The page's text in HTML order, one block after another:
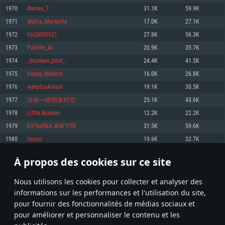
À propos des cookies sur ce site
Nous utilisons les cookies pour collecter et analyser des
informations sur les performances et l'utilisation du site,
pour fournir des fonctionnalités de médias sociaux et
pour améliorer et personnaliser le contenu et les
Mémoire: 4 GB
Carte graphique supportant DirectX 11: AMD Radeon 77XX / NVIDIA
GeForce GTX 660. La résolution minimale supportée par le jeu est de 720p
Connection: Connexion Internet à haut débit
Disque dur: 23.1 Go (client minimal)
Recommandée
1060 et plus, Radeon RX 570 et plus.
Disque dur: 75.9 Go (client complet)
pas supportés)
Mémoire: 6 GB
Carte graphique: Intel Iris Pro 5200 (Mac), ou analogue AMD/Nvidia. La
résolution minimale supportée par le jeu est de 720p.
Connection: Connexion Internet à haut débit
Disque dur: 62,2 Go (client minimal)
Recommandée
OS: Mac OS Big Sur 11.0 ou plus récent
Processeur: Core i7 (Les processeurs Intel Xeon ne sont pas supportés)
Mémoire: 8 GB
Carte graphique: Radeon Vega II ou plus avec support de Metal
Disque dur: 62,2 Go (client complet)
Mémoire: 4 GB
Carte graphique: NVIDIA 660 avec les derniers drivers (moins de 6 mois) /
de même pour AMD (La résolution minimale supportée par le jeu est de
720p)
Connection: Connexion Internet à haut débit
Disque dur: 62,2 Go (client minimal)
Recommandée
OS: Ubuntu 20.04 64bit
Processeur: Intel Core i7
Mémoire: 8 GB
Carte graphique: NVIDIA 1060 avec les derniers drivers (moins de 6 mois) /
6 mois et supportant Vulkan
Connection: Connexion Internet à haut débit
Disque dur: 60,2 Go (client complet)
1970 Филин_7 31.1K 59.9K
1971 Wallia_Marseille 17.0K 27.1K
1972 tly20000921 27.8K 56.3K
1973 Palette_Al 20.9K 35.7K
1974 _drunken_pilot_ 24.4K 41.5K
1975 Vasya_Mokhov 16.0K 26.8K
1976 AdeptusArkain 19.1K 30.5K
1977 没有一磅用来对空 25.1K 43.6K
1978 Little Russian 12.2K 22.2K
1979 БУТЫЛКА ЖИГУЛЯ 31.5K 59.6K
1980 Onovo 19.6K 32.7K
* Classement mis à jour quotidiennement
98 99 100 199